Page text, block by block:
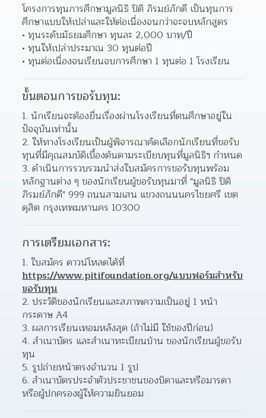
โครงการทุนการศึกษามูลนิธิ ปิติ ภิรมย์ภักดี เป็นทุนการ
ศึกษาแบบให้เปล่าและให้ต่อเนื่องจนกว่าจะจบหลักสูตร
ทุนระดับมัธยมศึกษา ทุนละ 2,000 บาท/ปี
ทุนให้เปล่าประมาณ 30 ทุนต่อปี
ทุนต่อเนื่องจนเรียนจบการศึกษา 1 ทุนต่อ 1 โรงเรียน
ขั้นตอนการขอรับทุน:
1. นักเรียนจะต้องยื่นเรื่องผ่านโรงเรียนที่ตนศึกษาอยู่ใน
ปัจจุบันเท่านั้น
2. ให้ทางโรงเรียนเป็นผู้พิจารณาคัดเลือกนักเรียนที่ขอรับ
ทุนที่มีคุณสมบัติเบื้องต้นตามระเบียบทุนที่มูลนิธิฯ กำหนด
3. ดำเนินการรวบรวมนำส่งใบสมัครการขอรับทุนพร้อม
หลักฐานต่าง ๆ ของนักเรียนผู้ขอรับทุนมาที่ "มูลนิธิ ปิติ
ภิรมย์ภักดี" 999 ถนนสามเสน แขวงถนนนครไชยศรี เขต
ดุสิต กรุงเทพมหานคร 10300
การเตรียมเอกสาร:
https://www.pitifoundation.org/แบบฟอร์มสำหรับ
ขอรับทุน
2. ประวัติของนักเรียนและสภาพความเป็นอยู่ 1 หน้า
กระดาษ A4
3. ผลการเรียนเทอมหลังสุด (ถ้าไม่มี ใช้ของปีก่อน)
4. สำเนาบัตร และสำเนาทะเบียนบ้าน ของนักเรียนผู้ขอรับ
ทุน
5. รูปถ่ายหน้าตรงจำนวน 1 รูป
6. สำเนาบัตรประจำตัวประชาชนของบิดาและหรือมารดา
หรือผู้ปกครองผู้ให้ความยินยอม